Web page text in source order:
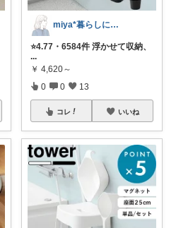
miya*暮らしに役立つ楽天セレクト
⭐️4.77・6584件 浮かせて収納、
...
￥ 4,620～
0 0 13
コレ いいね